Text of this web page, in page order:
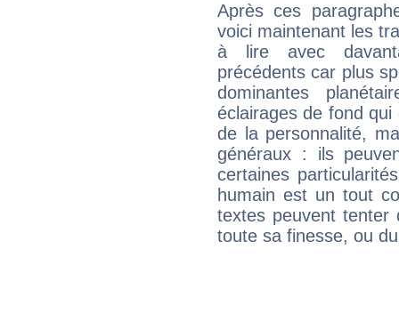
Après ces
voici maintenant les
à lire avec
précédents car plus
dominantes
éclairages de fond
de la personnalité,
généraux : ils
certaines
humain est un tout
textes peuvent tenter
toute sa finesse, ou